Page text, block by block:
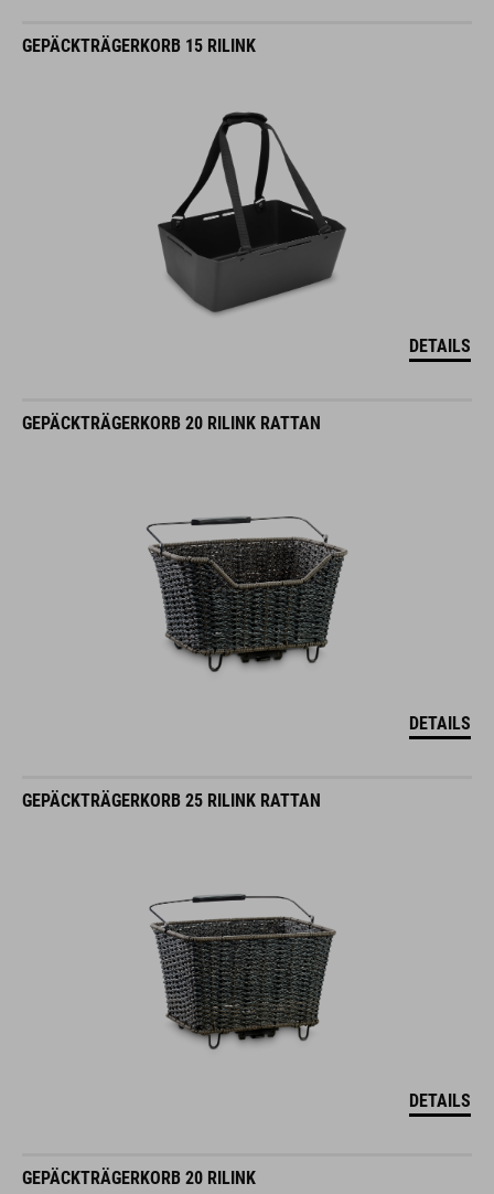
GEPÄCKTRÄGERKORB 15 RILINK
DETAILS
GEPÄCKTRÄGERKORB 20 RILINK RATTAN
DETAILS
GEPÄCKTRÄGERKORB 25 RILINK RATTAN
DETAILS
GEPÄCKTRÄGERKORB 20 RILINK